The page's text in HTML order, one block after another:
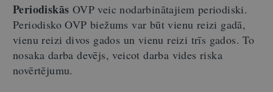
Periodiskās OVP veic nodarbinātajiem periodiski.
Periodisko OVP biežums var būt vienu reizi gadā,
vienu reizi divos gados un vienu reizi trīs gados. To
nosaka darba devējs, veicot darba vides riska
novērtējumu.